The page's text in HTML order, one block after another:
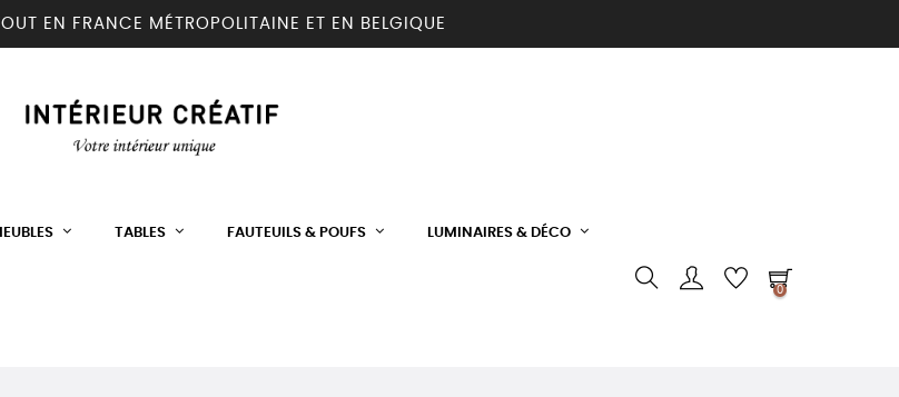
EN FRANCE MÉTROPOLITAINE ET EN BELGIQUE
TABLES FAUTEUILS & POUFS LUMINAIRES & DÉCO
0